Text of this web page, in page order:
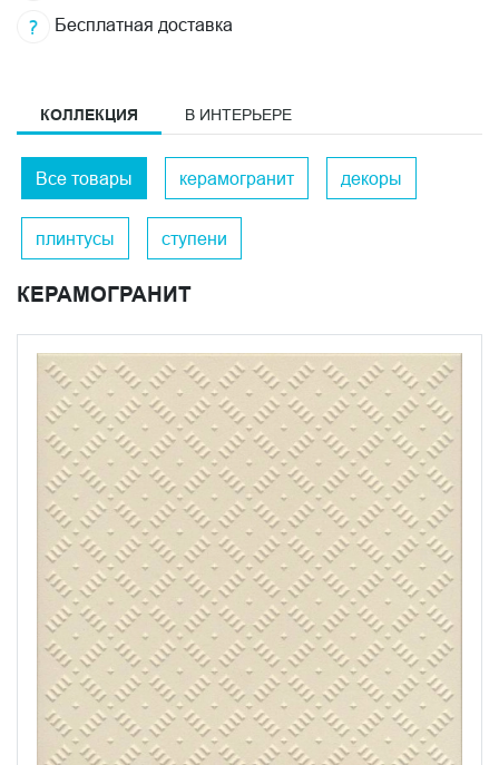
Бесплатная доставка
КОЛЛЕКЦИЯ В ИНТЕРЬЕРЕ
Все товары керамогранит декоры
плинтусы ступени
КЕРАМОГРАНИТ